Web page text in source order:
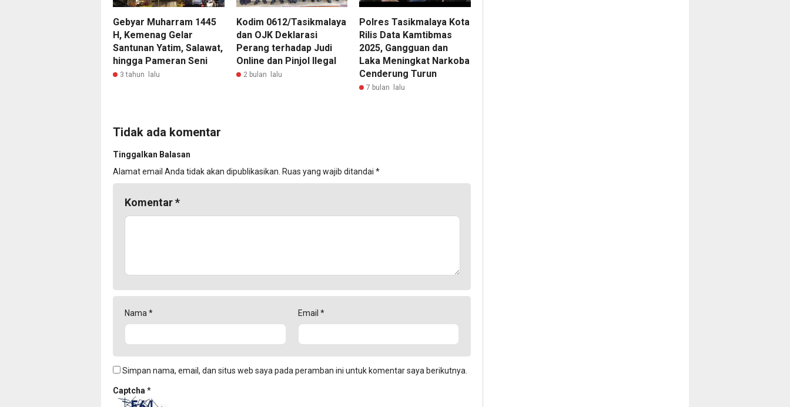
Gebyar Muharram 1445
H, Kemenag Gelar
Santunan Yatim, Salawat,
hingga Pameran Seni
3 tahun lalu
Kodim 0612/Tasikmalaya
dan OJK Deklarasi
Perang terhadap Judi
Online dan Pinjol Ilegal
2 bulan lalu
Polres Tasikmalaya Kota
Rilis Data Kamtibmas
2025, Gangguan dan
Laka Meningkat Narkoba
Cenderung Turun
7 bulan lalu
Tidak ada komentar
Tinggalkan Balasan
Alamat email Anda tidak akan dipublikasikan. Ruas yang wajib ditandai *
Komentar*
Nama * Email *
Simpan nama, email, dan situs web saya pada peramban ini untuk komentar saya berikutnya.
Captcha *